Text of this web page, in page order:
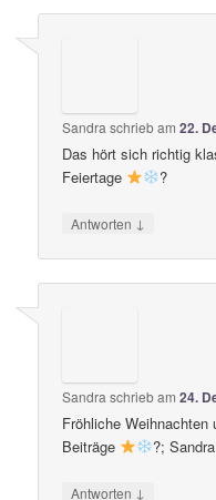
Sandra schriebam22.
Das hört sich richtig
Feiertage
?
Antworten ↓
Sandra schriebam24.
Fröhliche
Beiträge
?; Sandra
Antworten ↓